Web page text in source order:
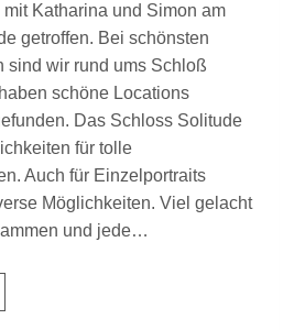
mit Katharina und Simon am
getroffen. Bei schönsten
sind wir rund ums Schloß
schöne Locations
Das Schloss Solitude
für tolle
Auch für Einzelportraits
Möglichkeiten. Viel gelacht
und jede…